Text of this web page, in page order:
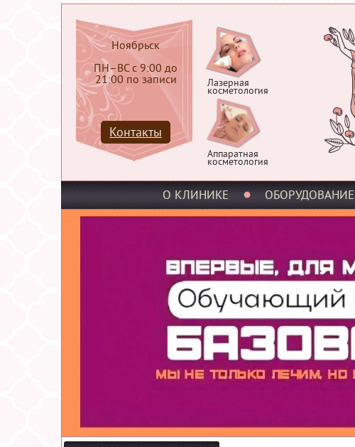
Лазерная
косметология
Аппаратная
косметология
Ноябрьск
ПН–ВС с 9:00 до
21:00 по записи
Контакты
О КЛИНИКЕ ОБОРУДОВАНИЕ